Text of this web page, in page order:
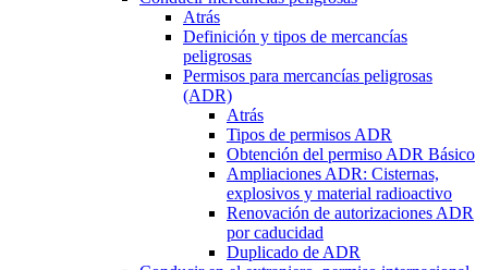
Atrás
Definición y tipos de mercancías
peligrosas
Permisos para mercancías peligrosas
(ADR)
Atrás
Tipos de permisos ADR
Obtención del permiso ADR Básico
Ampliaciones ADR: Cisternas,
explosivos y material radioactivo
Renovación de autorizaciones ADR
por caducidad
Duplicado de ADR